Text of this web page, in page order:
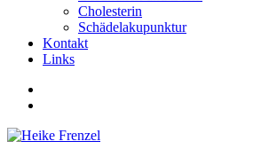
Cholesterin
Schädelakupunktur
Kontakt
Links